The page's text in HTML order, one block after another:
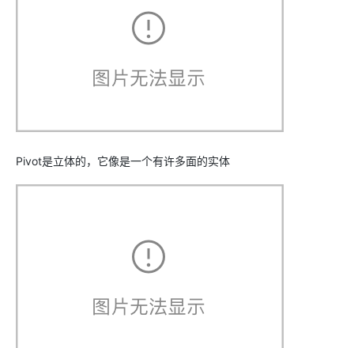
Pivot是立体的，它像是一个有许多面的实体